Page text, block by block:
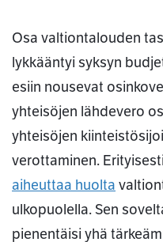
Osa valtiontalouden
lykkääntyi syksyn
esiin nousevat
yhteisöjen lähdevero
yhteisöjen
verottaminen.
aiheuttaa huolta
ulkopuolella. Sen
pienentäisi yhä